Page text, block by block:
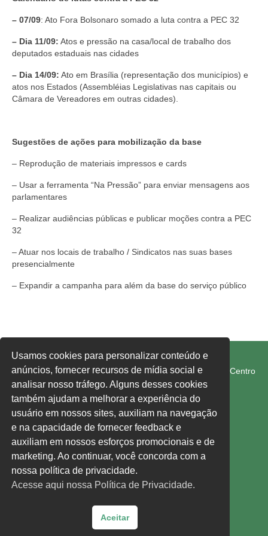
CONTATO
– 07/09: Ato Fora Bolsonaro somado a luta contra a PEC 32
– Dia 11/09: Atos e pressão na casa/local de trabalho dos
deputados estaduais nas cidades
– Dia 14/09: Ato em Brasília (representação dos municípios) e
atos nos Estados (Assembléias Legislativas nas capitais ou
Câmara de Vereadores em outras cidades).
Sugestões de ações para mobilização da base
– Reprodução de materiais impressos e cards
– Usar a ferramenta “Na Pressão” para enviar mensagens aos
parlamentares
– Realizar audiências públicas e publicar moções contra a PEC
32
– Atuar nos locais de trabalho / Sindicatos nas suas bases
presencialmente
– Expandir a campanha para além da base do serviço público
FETRAM-SC/CUT
Rua Rui Barbosa, 274-E, Edifício 1° de Maio, 1° Andar, Centro
Chapecó SC 89801-040
fetram-sc@fetram-sc.org.br
Acesse nossa política de privacidade,clique aqui.
FacebookInstagramYouTube
Usamos cookies para personalizar conteúdo e
anúncios, fornecer recursos de mídia social e
analisar nosso tráfego. Alguns desses cookies
também ajudam a melhorar a experiência do
usuário em nossos sites, auxiliam na navegação
e na capacidade de fornecer feedback e
auxiliam em nossos esforços promocionais e de
marketing. Ao continuar, você concorda com a
nossa política de privacidade.
Acesse aqui nossa Política de Privacidade.
Aceitar